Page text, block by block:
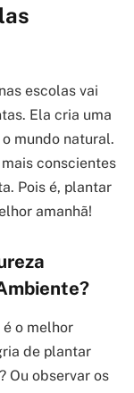
escolas vai
Ela cria uma
mundo natural.
conscientes
Pois é, plantar
amanhã!
o melhor
de plantar
Ou observar os